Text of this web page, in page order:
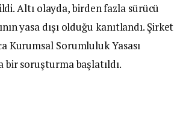
Altı olayda, birden fazla sürücü
yasa dışı olduğu kanıtlandı. Şirket
Kurumsal Sorumluluk Yasası
bir soruşturma başlatıldı.